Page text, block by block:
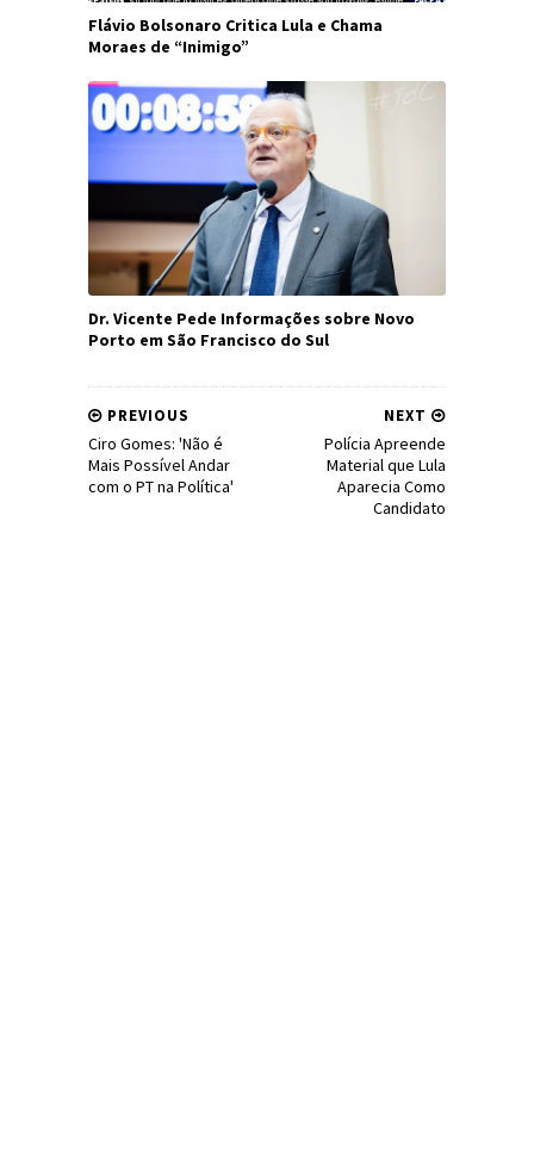
Flávio Bolsonaro Critica Lula e Chama
Moraes de “Inimigo”
Dr. Vicente Pede Informações sobre Novo
Porto em São Francisco do Sul
NEXT
Polícia Apreende
Material que Lula
Aparecia Como
Candidato
PREVIOUS
Ciro Gomes: 'Não é
Mais Possível Andar
com o PT na Política'